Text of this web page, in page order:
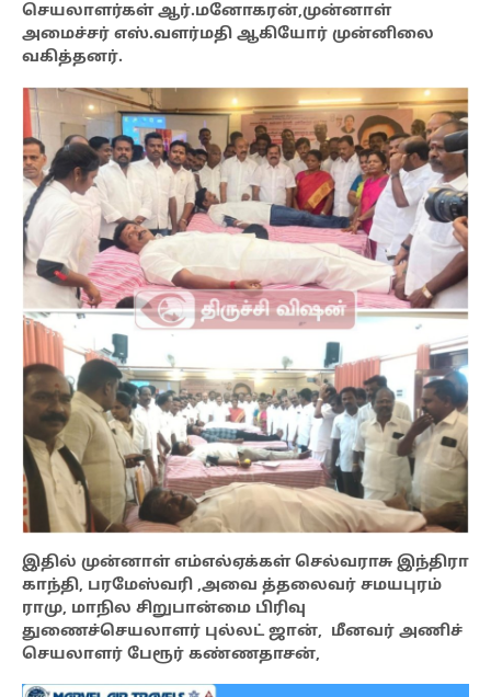
செயலாளர்கள் ஆர்.மனோகரன்,முன்னாள்
அமைச்சர் எஸ்.வளர்மதி ஆகியோர் முன்னிலை
வகித்தனர்.
இதில் முன்னாள் எம்எல்ஏக்கள் செல்வராசு இந்திரா
காந்தி, பரமேஸ்வரி ,அவை த்தலைவர் சமயபுரம்
ராமு, மாநில சிறுபான்மை பிரிவு
துணைச்செயலாளர் புல்லட் ஜான், மீனவர் அணிச்
செயலாளர் பேரூர் கண்ணதாசன்,